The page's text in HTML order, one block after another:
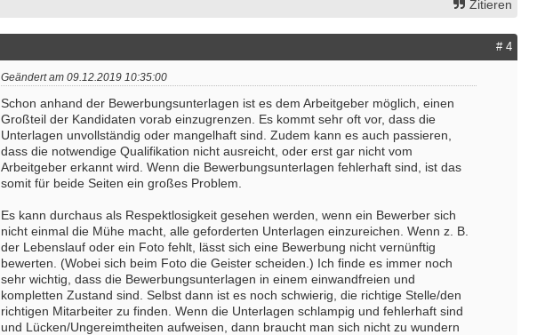
Zitieren
# 4
Geändert am 09.12.2019 10:35:00
Schon anhand der Bewerbungsunterlagen ist es dem Arbeitgeber möglich, einen
Großteil der Kandidaten vorab einzugrenzen. Es kommt sehr oft vor, dass die
Unterlagen unvollständig oder mangelhaft sind. Zudem kann es auch passieren,
dass die notwendige Qualifikation nicht ausreicht, oder erst gar nicht vom
Arbeitgeber erkannt wird. Wenn die Bewerbungsunterlagen fehlerhaft sind, ist das
somit für beide Seiten ein großes Problem.
Es kann durchaus als Respektlosigkeit gesehen werden, wenn ein Bewerber sich
nicht einmal die Mühe macht, alle geforderten Unterlagen einzureichen. Wenn z. B.
der Lebenslauf oder ein Foto fehlt, lässt sich eine Bewerbung nicht vernünftig
bewerten. (Wobei sich beim Foto die Geister scheiden.) Ich finde es immer noch
sehr wichtig, dass die Bewerbungsunterlagen in einem einwandfreien und
kompletten Zustand sind. Selbst dann ist es noch schwierig, die richtige Stelle/den
richtigen Mitarbeiter zu finden. Wenn die Unterlagen schlampig und fehlerhaft sind
und Lücken/Ungereimtheiten aufweisen, dann braucht man sich nicht zu wundern
weitere Stellenangebote